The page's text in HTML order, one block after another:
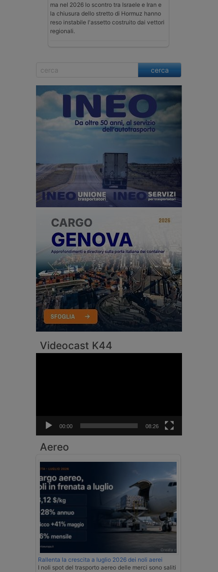
ma nel 2026 lo scontro tra Israele e Iran e
la chiusura dello stretto di Hormuz hanno
reso instabile l'assetto costruito dai vettori
regionali.
cerca
Videocast K44
00:00 08:26
Aereo
Rallenta la crescita a luglio 2026 dei noli aerei
I noli spot del trasporto aereo delle merci sono saliti